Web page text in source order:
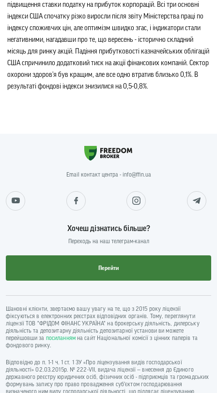
підвищення ставки податку на прибуток корпорацій. Всі три основні
індекси США спочатку різко виросли після звіту Міністерства праці по
індексу споживчих цін, але оптимізм швидко згас, і індикатори стали
негативними, нагадавши про те, що вересень - історично складний
місяць для ринку акцій. Падіння прибутковості казначейських облігацій
США спричинило додатковий тиск на акції фінансових компаній. Сектор
охорони здоров'я був кращим, але все одно втратив близько 0,1%. В
результаті фондові індекси знизилися на 0,5-0,8%.
Email контакт центра - info@ffin.ua
Хочеш дізнатись більше?
Переходь на наш телеграм-канал
Перейти
Шановні клієнти, звертаємо вашу увагу на те, що з 2015 року ліцензії
фіксуються в електронних реєстрах відповідних органів. Тому, переглянути
ліцензії ТОВ "ФРІДОМ ФІНАНС УКРАЇНА" на брокерську діяльність, дилерську
діяльність та депозитарну діяльність депозитарної установи ви можете
перейшовши за посиланнямна сайт Національної комісії з цінних паперів та
фондового ринку.
Відповідно до п. 1-1 ч. 1 ст. 1 ЗУ «Про ліцензування видів господарської
діяльності» 02.03.2015р. № 222-VII, видача ліцензії — внесення до Єдиного
державного реєстру юридичних осіб, фізичних осіб - підприємців та громадських
формувань запису про право провадження суб’єктом господарювання
визначеного ним виду господарської діяльності, що підлягає ліцензуванню.